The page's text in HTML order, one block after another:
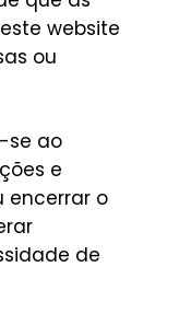
website
ou
se ao
e
encerrar o
de